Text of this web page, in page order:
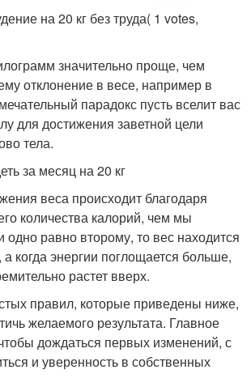
на 20 кг без труда( 1 votes,
значительно проще, чем
отклонение в весе, например в
парадокс пусть вселит вас
для достижения заветной цели
тела.
за месяц на 20 кг
веса происходит благодаря
количества калорий, чем мы
одно равно второму, то вес находится
когда энергии поглощается больше,
растет вверх.
правил, которые приведены ниже,
желаемого результата. Главное
дождаться первых изменений, с
и уверенность в собственных